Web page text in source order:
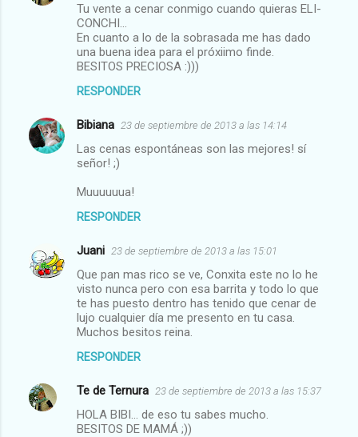
Tu vente a cenar conmigo cuando quieras ELI-
CONCHI...
En cuanto a lo de la sobrasada me has dado
una buena idea para el próxiimo finde.
BESITOS PRECIOSA :)))
RESPONDER
Bibiana 23 de septiembre de 2013 a las 14:14
Las cenas espontáneas son las mejores! sí
señor! ;)
Muuuuuua!
RESPONDER
Juani 23 de septiembre de 2013 a las 15:01
Que pan mas rico se ve, Conxita este no lo he
visto nunca pero con esa barrita y todo lo que
te has puesto dentro has tenido que cenar de
lujo cualquier día me presento en tu casa.
Muchos besitos reina.
RESPONDER
Te de Ternura 23 de septiembre de 2013 a las 15:37
HOLA BIBI... de eso tu sabes mucho.
BESITOS DE MAMÁ ;))